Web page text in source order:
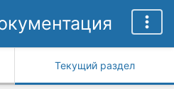
Текущий раздел